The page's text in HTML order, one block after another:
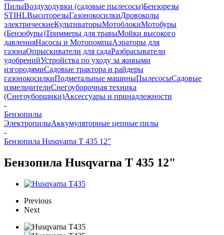
ПилыВоздуходувки (садовые пылесосы)Бензорезы
STIHLВысоторезыГазонокосилкиДровоколы
электрическиеКультиваторыМотоблокиМотобуры
(Бензобуры)Триммеры для травыМойки высокого
давленияНасосы и МотопомпыАэраторы для
газонаОпрыскиватели для садаРазбрасыватели
удобренийУстройства по уходу за живыми
изгородямиСадовые трактора и райдеры
газонокосилкиПодметальные машиныПылесосыСадовые
измельчителиСнегоуборочная техника
(Снегоуборщики)Аксессуары и принадлежности
-
Бензопилы
ЭлектропилыАккумуляторные цепные пилы
-
Бензопила Husqvarna T 435 12"
Бензопила Husqvarna T 435 12"
Previous
Next